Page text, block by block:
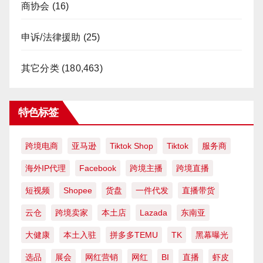
商协会 (16)
申诉/法律援助 (25)
其它分类(180,463)
特色标签
跨境电商 亚马逊 Tiktok Shop Tiktok 服务商
海外IP代理 Facebook 跨境主播 跨境直播
短视频 Shopee 货盘 一件代发 直播带货
云仓 跨境卖家 本土店 Lazada 东南亚
大健康 本土入驻 拼多多TEMU TK 黑幕曝光
选品 展会 网红营销 网红 BI 直播 虾皮